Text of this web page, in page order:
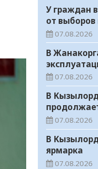
У граждан
от выборов
опрос
07.08.2026
В
станция
07.08.2026
В
Қазақстан»
07.08.2026
В
ярмарка
07.08.2026